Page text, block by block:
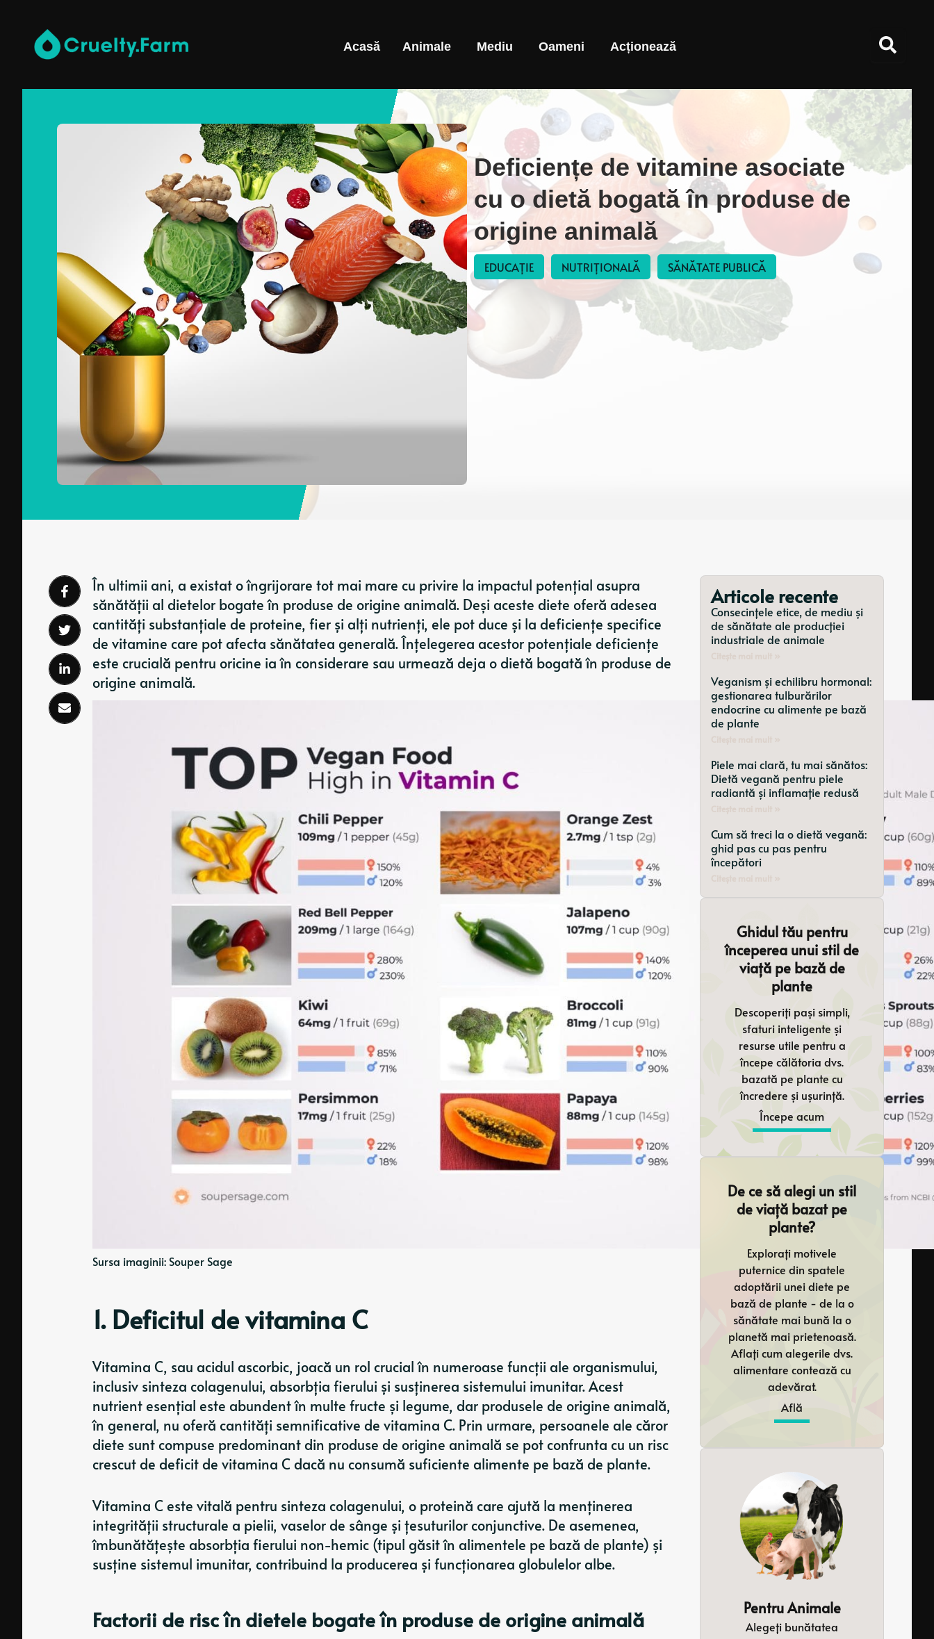
Acasă Animale Mediu Oameni Acționează
Deficiențe de vitamine asociate
cu o dietă bogată în produse de
origine animală
EDUCAȚIE NUTRIȚIONALĂ SĂNĂTATE PUBLICĂ
În ultimii ani, a existat o îngrijorare tot mai mare cu privire la impactul potențial asupra
sănătății al dietelor bogate în produse de origine animală. Deși aceste diete oferă adesea
cantități substanțiale de proteine, fier și alți nutrienți, ele pot duce și la deficiențe specifice
de vitamine care pot afecta sănătatea generală. Înțelegerea acestor potențiale deficiențe
este crucială pentru oricine ia în considerare sau urmează deja o dietă bogată în produse de
origine animală.
Sursa imaginii: Souper Sage
1. Deficitul de vitamina C
Vitamina C, sau acidul ascorbic, joacă un rol crucial în numeroase funcții ale organismului,
inclusiv sinteza colagenului, absorbția fierului și susținerea sistemului imunitar. Acest
nutrient esențial este abundent în multe fructe și legume, dar produsele de origine animală,
în general, nu oferă cantități semnificative de vitamina C. Prin urmare, persoanele ale căror
diete sunt compuse predominant din produse de origine animală se pot confrunta cu un risc
crescut de deficit de vitamina C dacă nu consumă suficiente alimente pe bază de plante.
Vitamina C este vitală pentru sinteza colagenului, o proteină care ajută la menținerea
integrității structurale a pielii, vaselor de sânge și țesuturilor conjunctive. De asemenea,
îmbunătățește absorbția fierului non-hemic (tipul găsit în alimentele pe bază de plante) și
susține sistemul imunitar, contribuind la producerea și funcționarea globulelor albe.
Factorii de risc în dietele bogate în produse de origine animală
Articole recente
Consecințele etice, de mediu și
de sănătate ale producției
industriale de animale
Veganism și echilibru hormonal:
gestionarea tulburărilor
endocrine cu alimente pe bază
de plante
Piele mai clară, tu mai sănătos:
Dietă vegană pentru piele
radiantă și inflamație redusă
Cum să treci la o dietă vegană:
ghid pas cu pas pentru
începători
Ghidul tău pentru
începerea unui stil de
viață pe bază de
plante
Descoperiți pași simpli,
sfaturi inteligente și
resurse utile pentru a
începe călătoria dvs.
bazată pe plante cu
încredere și ușurință.
Începe acum
De ce să alegi un stil
de viață bazat pe
plante?
Explorați motivele
puternice din spatele
adoptării unei diete pe
bază de plante - de la o
sănătate mai bună la o
planetă mai prietenoasă.
Aflați cum alegerile dvs.
alimentare contează cu
adevărat.
Află
Pentru Animale
Alegeți bunătatea